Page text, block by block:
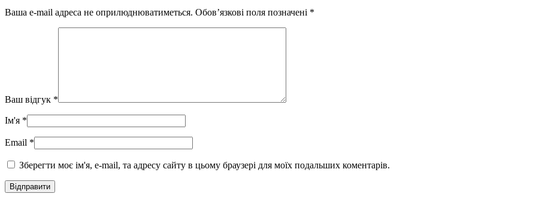
Ваша e-mail адреса не оприлюднюватиметься. Обов’язкові поля позначені *
Ваш відгук *
Ім'я *
Email *
Зберегти моє ім'я, e-mail, та адресу сайту в цьому браузері для моїх подальших коментарів.